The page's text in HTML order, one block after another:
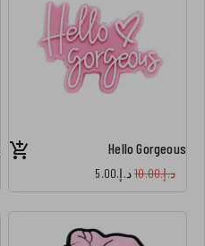
Hello Gorgeous
د.إ.‏10.00 د.إ.‏5.00